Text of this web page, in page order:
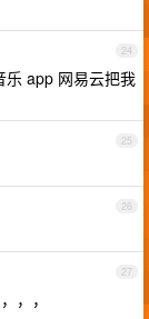
24
乐 app 网易云把我
25
26
27
，，